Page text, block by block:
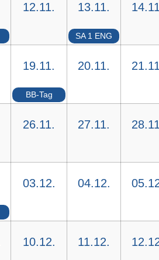
12.11. 13.11.
SA 1 ENG
19.11.
BB-Tag
20.11.
26.11. 27.11.
03.12. 04.12.
10.12. 11.12.